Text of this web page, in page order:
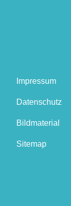
Impressum
Datenschutz
Bildmaterial
Sitemap